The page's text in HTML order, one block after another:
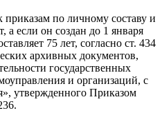
по личному составу и
а если он создан до 1 января
75 лет, согласно ст. 434
архивных документов,
государственных
и организаций, с
утвержденного Приказом